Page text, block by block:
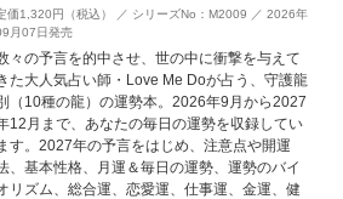
価1,320円（税込） ／ シリーズNo：M2009 ／ 2026年
月07日発売
々の予言を的中させ、世の中に衝撃を与えて
た大人気占い師・Love Me Doが占う、守護龍
（10種の龍）の運勢本。2026年9月から2027
12月まで、あなたの毎日の運勢を収録してい
す。2027年の予言をはじめ、注意点や開運
、基本性格、月運＆毎日の運勢、運勢のバイ
リズム、総合運、恋愛運、仕事運、金運、健